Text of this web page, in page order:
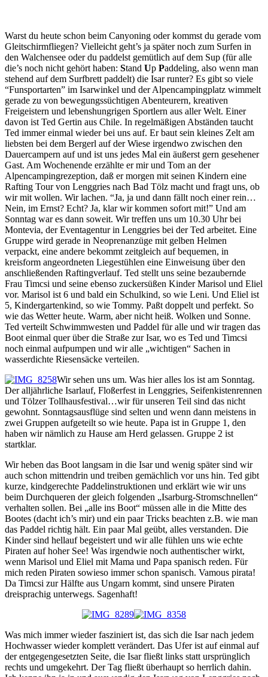
Warst du heute schon beim Canyoning oder kommst du gerade vom
Gleitschirmfliegen? Vielleicht geht’s ja später noch zum Surfen in
den Walchensee oder du paddelst gemütlich auf dem Sup (für alle
die’s noch nicht gehört haben: Stand Up Paddeling, also wenn man
stehend auf dem Surfbrett paddelt) die Isar runter? Es gibt so viele
“Funsportarten” im Isarwinkel und der Alpencampingplatz wimmelt
gerade zu von bewegungssüchtigen Abenteurern, kreativen
Freigeistern und lebenshungrigen Sportlern aus aller Welt. Einer
davon ist Ted Gertin aus Chile. In regelmäßigen Abständen taucht
Ted immer einmal wieder bei uns auf. Er baut sein kleines Zelt am
liebsten bei dem Bergerl auf der Wiese irgendwo zwischen den
Dauercampern auf und ist uns jedes Mal ein äußerst gern gesehener
Gast. Am Wochenende erzählte er mir und Tom an der
Alpencampingrezeption, daß er morgen mit seinen Kindern eine
Rafting Tour von Lenggries nach Bad Tölz macht und fragt uns, ob
wir mit wollen. Wir lachen. “Ja, ja und dann fällt noch einer rein…
Nein, im Ernst? Echt? Ja, klar wir kommen sofort mit!” Und am
Sonntag war es dann soweit. Wir treffen uns um 10.30 Uhr bei
Montevia, der Eventagentur in Lenggries bei der Ted arbeitet. Eine
Gruppe wird gerade in Neoprenanzüge mit gelben Helmen
verpackt, eine andere bekommt zeitgleich auf bequemen, in
kreisform angeordneten Liegestühlen eine Einweisung über den
anschließenden Raftingverlauf. Ted stellt uns seine bezaubernde
Frau Timcsi und seine ebenso zuckersüßen Kinder Marisol und Eliel
vor. Marisol ist 6 und bald ein Schulkind, so wie Leni. Und Eliel ist
5, Kindergartenkind, so wie Tommy. Paßt doppelt und perfekt. So
wie das Wetter heute. Warm, aber nicht heiß. Wolken und Sonne.
Ted verteilt Schwimmwesten und Paddel für alle und wir tragen das
Boot einmal quer über die Straße zur Isar, wo es Ted und Timcsi
noch einmal aufpumpen und wir alle „wichtigen“ Sachen in
wasserdichte Riesensäcke verteilen.
Wir sehen uns um. Was hier alles los ist am Sonntag.
Der alljährliche Isarlauf, Floßerfest in Lenggries, Seifenkistenrennen
und Tölzer Tollhausfestival…wir für unseren Teil sind das nicht
gewohnt. Sonntagsausflüge sind selten und wenn dann meistens in
zwei Gruppen aufgeteilt so wie heute. Papa ist in Gruppe 1, den
haben wir nämlich zu Hause am Herd gelassen. Gruppe 2 ist
startklar.
Wir heben das Boot langsam in die Isar und wenig später sind wir
auch schon mittendrin und treiben gemächlich vor uns hin. Ted gibt
kurze, kindgerechte Paddelinstruktionen und erklärt wie wir uns
beim Durchqueren der gleich folgenden „Isarburg-Stromschnellen“
verhalten sollen. Bei „alle ins Boot“ müssen alle in die Mitte des
Bootes (dacht ich’s mir) und ein paar Tricks beachten z.B. wie man
das Paddel richtig hält. Ein paar Mal geübt, alles verstanden. Die
Kinder sind hellauf begeistert und wir alle fühlen uns wie echte
Piraten auf hoher See! Was irgendwie noch authentischer wirkt,
wenn Marisol und Eliel mit Mama und Papa spanisch reden. Für
mich reden Piraten sowieso immer schon spanisch. Vamous pirata!
Da Timcsi zur Hälfte aus Ungarn kommt, sind unsere Piraten
dreisprachig unterwegs. Sagenhaft!
Was mich immer wieder fasziniert ist, das sich die Isar nach jedem
Hochwasser wieder komplett verändert. Das Ufer ist auf einmal auf
der entgegengesetzten Seite, die Isar fließt links statt ursprünglich
rechts und umgekehrt. Der Tag fließt überhaupt so herrlich dahin.